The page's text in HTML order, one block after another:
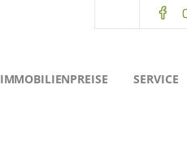
IMMOBILIENPREISE SERVICE